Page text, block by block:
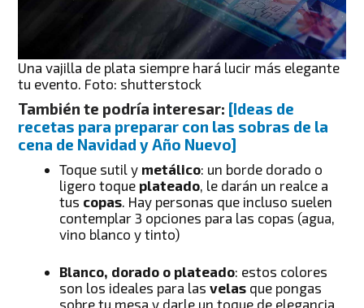
Una vajilla de plata siempre hará lucir más elegante
tu evento. Foto: shutterstock
También te podría interesar: [Ideas de
recetas para preparar con las sobras de la
cena de Navidad y Año Nuevo]
Toque sutil y metálico: un borde dorado o
ligero toque plateado, le darán un realce a
tus copas. Hay personas que incluso suelen
contemplar 3 opciones para las copas (agua,
vino blanco y tinto)
Blanco, dorado o plateado: estos colores
son los ideales para lasvelas que pongas
sobre tu mesa y darle un toque de elegancia